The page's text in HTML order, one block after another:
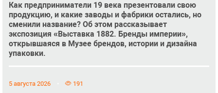
Как предприниматели 19 века презентовали свою
продукцию, и какие заводы и фабрики остались, но
сменили название? Об этом рассказывает
экспозиция «Выставка 1882. Бренды империи»,
открывшаяся в Музее брендов, истории и дизайна
упаковки.
5 августа 2026 191